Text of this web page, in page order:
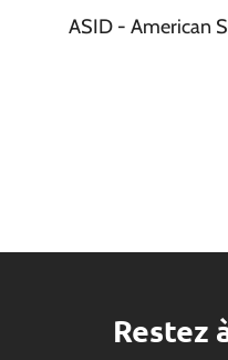
ASID - American
Restez